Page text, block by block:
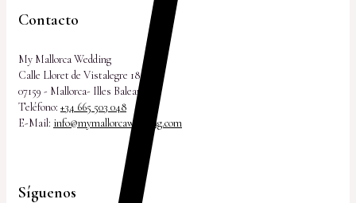
Contacto
My Mallorca Wedding
Calle Lloret de Vistalegre 18
07159 - Mallorca- Illes Balears
Teléfono: +34 665 503 048
E-Mail: info@mymallorcawedding.com
Síguenos